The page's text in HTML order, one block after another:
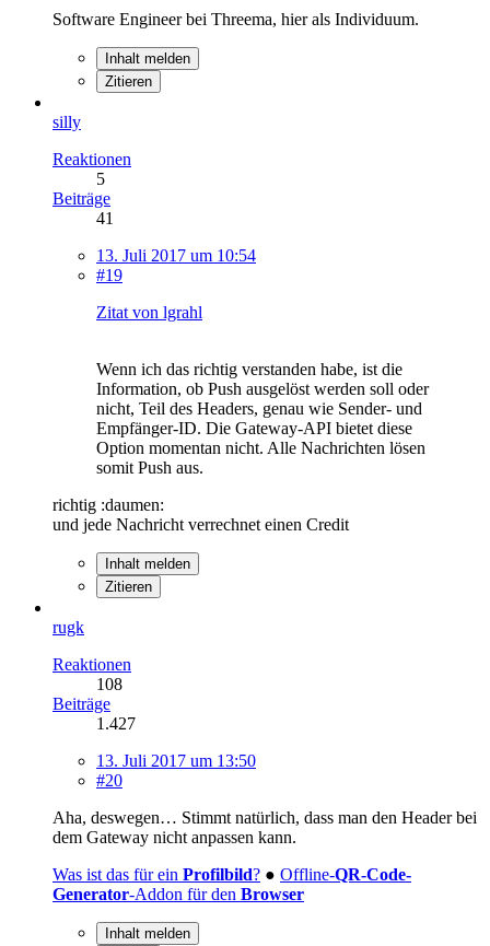
Software Engineer bei Threema, hier als Individuum.
Inhalt melden
Zitieren
silly
Reaktionen
5
Beiträge
41
13. Juli 2017 um 10:54
#19
Zitat von lgrahl
Wenn ich das richtig verstanden habe, ist die
Information, ob Push ausgelöst werden soll oder
nicht, Teil des Headers, genau wie Sender- und
Empfänger-ID. Die Gateway-API bietet diese
Option momentan nicht. Alle Nachrichten lösen
somit Push aus.
richtig :daumen:
und jede Nachricht verrechnet einen Credit
Inhalt melden
Zitieren
rugk
Reaktionen
108
Beiträge
1.427
13. Juli 2017 um 13:50
#20
Aha, deswegen… Stimmt natürlich, dass man den Header bei
dem Gateway nicht anpassen kann.
Was ist das für ein Profilbild? ● Offline-QR-Code-
Generator-Addon für den Browser
Inhalt melden